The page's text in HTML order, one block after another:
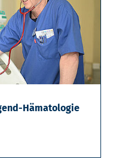
Hämatologie